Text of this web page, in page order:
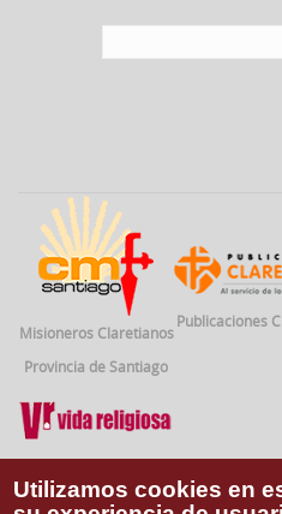
Misioneros Claretianos
Provincia de Santiago
Publicaciones
Vida Religiosa
Utilizamos cookies en